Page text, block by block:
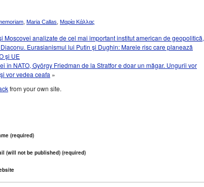
Maria Callas Μαρία Κάλλας
Moscovei analizate de cel mai important institut american de geopolitică,
Eurasianismul lui Putin şi Dughin: Marele risc care planează
şi UE
în NATO, György Friedman de la Stratfor e doar un măgar. Ungurii vor
vor vedea ceafa »
from your own site.
(required)
(will not be published) (required)